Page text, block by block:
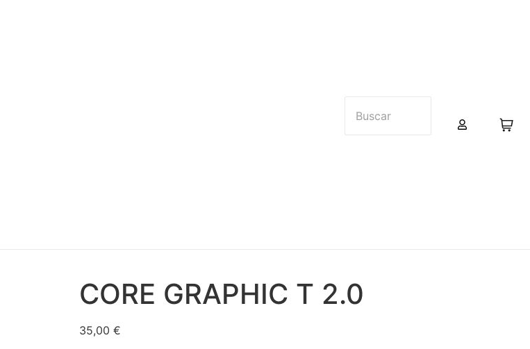
CORE GRAPHIC T 2.0
35,00 €